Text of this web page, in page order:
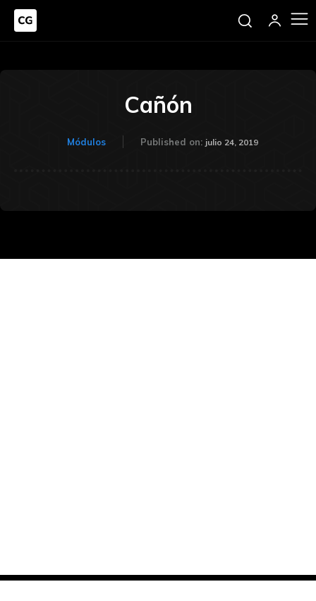
Cañón
Módulos Published on: julio 24, 2019